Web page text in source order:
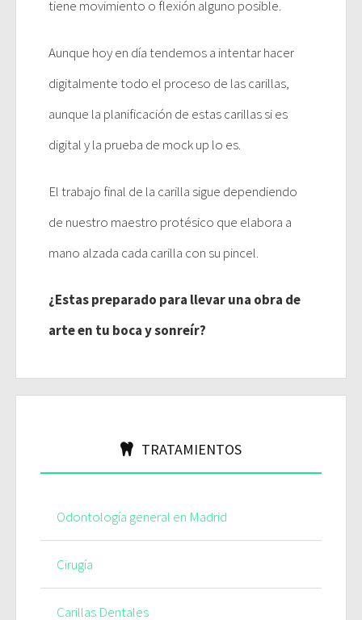
tiene movimiento o flexión alguno posible.
Aunque hoy en día tendemos a intentar hacer
digitalmente todo el proceso de las carillas,
aunque la planificación de estas carillas si es
digital y la prueba de mock up lo es.
El trabajo final de la carilla sigue dependiendo
de nuestro maestro protésico que elabora a
mano alzada cada carilla con su pincel.
¿Estas preparado para llevar una obra de
arte en tu boca y sonreír?
TRATAMIENTOS
Odontología general en Madrid
Cirugía
Carillas Dentales